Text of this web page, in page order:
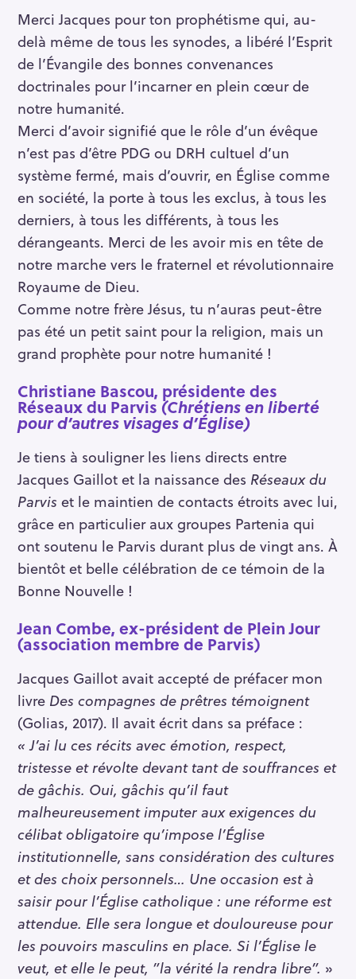
Merci Jacques pour ton prophétisme qui, au-
delà même de tous les synodes, a libéré l’Esprit
de l’Évangile des bonnes convenances
doctrinales pour l’incarner en plein cœur de
notre humanité.
Merci d’avoir signifié que le rôle d’un évêque
n’est pas d’être PDG ou DRH cultuel d’un
système fermé, mais d’ouvrir, en Église comme
en société, la porte à tous les exclus, à tous les
derniers, à tous les différents, à tous les
dérangeants. Merci de les avoir mis en tête de
notre marche vers le fraternel et révolutionnaire
Royaume de Dieu.
Comme notre frère Jésus, tu n’auras peut-être
pas été un petit saint pour la religion, mais un
grand prophète pour notre humanité !
Christiane Bascou, présidente des
Réseaux du Parvis (Chrétiens en liberté
pour d’autres visages d’Église)
Je tiens à souligner les liens directs entre
Jacques Gaillot et la naissance des Réseaux du
Parvis et le maintien de contacts étroits avec lui,
grâce en particulier aux groupes Partenia qui
ont soutenu le Parvis durant plus de vingt ans. À
bientôt et belle célébration de ce témoin de la
Bonne Nouvelle !
Jean Combe, ex-président de Plein Jour
(association membre de Parvis)
Jacques Gaillot avait accepté de préfacer mon
livre Des compagnes de prêtres témoignent
(Golias, 2017). Il avait écrit dans sa préface :
« J’ai lu ces récits avec émotion, respect,
tristesse et révolte devant tant de souffrances et
de gâchis. Oui, gâchis qu’il faut
malheureusement imputer aux exigences du
célibat obligatoire qu’impose l’Église
institutionnelle, sans considération des cultures
et des choix personnels… Une occasion est à
saisir pour l’Église catholique : une réforme est
attendue. Elle sera longue et douloureuse pour
les pouvoirs masculins en place. Si l’Église le
veut, et elle le peut, ”la vérité la rendra libre”. »